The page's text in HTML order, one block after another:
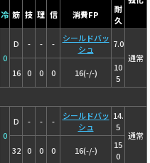
冷 筋 技 理 信 消費FP
耐
久
0
D - - -
シールドバッ
シュ
7.0
通常
16 0 0 0 16(-/-)
10
5
0
D - - -
シールドバッ
シュ
14.
5
通常
32 0 0 0 16(-/-)
15
0